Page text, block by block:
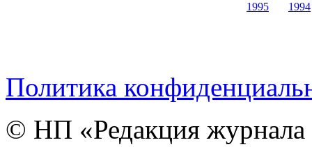
1995
1994
Политика
© НП «Редакция